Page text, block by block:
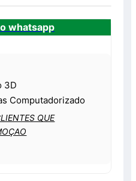
whatsapp
3D
Computadorizado
QUE